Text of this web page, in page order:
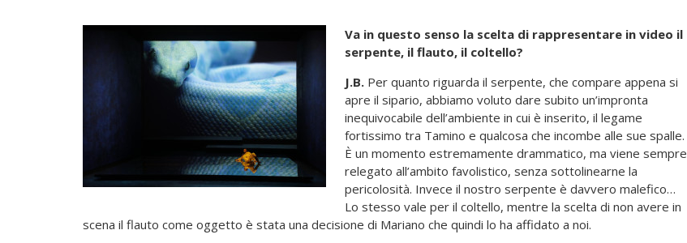
Va in questo senso la scelta di rappresentare in video il
serpente, il flauto, il coltello?
J.B.Per quanto riguarda il serpente, che compare appena si
apre il sipario, abbiamo voluto dare subito un’impronta
inequivocabile dell’ambiente in cui è inserito, il legame
fortissimo tra Tamino e qualcosa che incombe alle sue spalle.
È un momento estremamente drammatico, ma viene sempre
relegato all’ambito favolistico, senza sottolinearne la
pericolosità. Invece il nostro serpente è davvero malefico…
Lo stesso vale per il coltello, mentre la scelta di non avere in
scena il flauto come oggetto è stata una decisione di Mariano che quindi lo ha affidato a noi.